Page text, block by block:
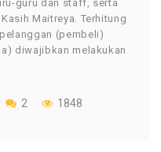
guru dan staff, serta
Maitreya. Terhitung
(pembeli)
diwajibkan melakukan
2 1848